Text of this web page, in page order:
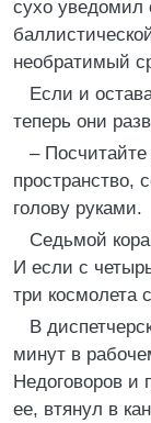
сухо уведомил
необратимый
Если и
теперь они
– Посчитайте
пространство,
голову руками.
Седьмой
И если с
три космолета
В
минут в
Недоговоров и
ее, втянул в